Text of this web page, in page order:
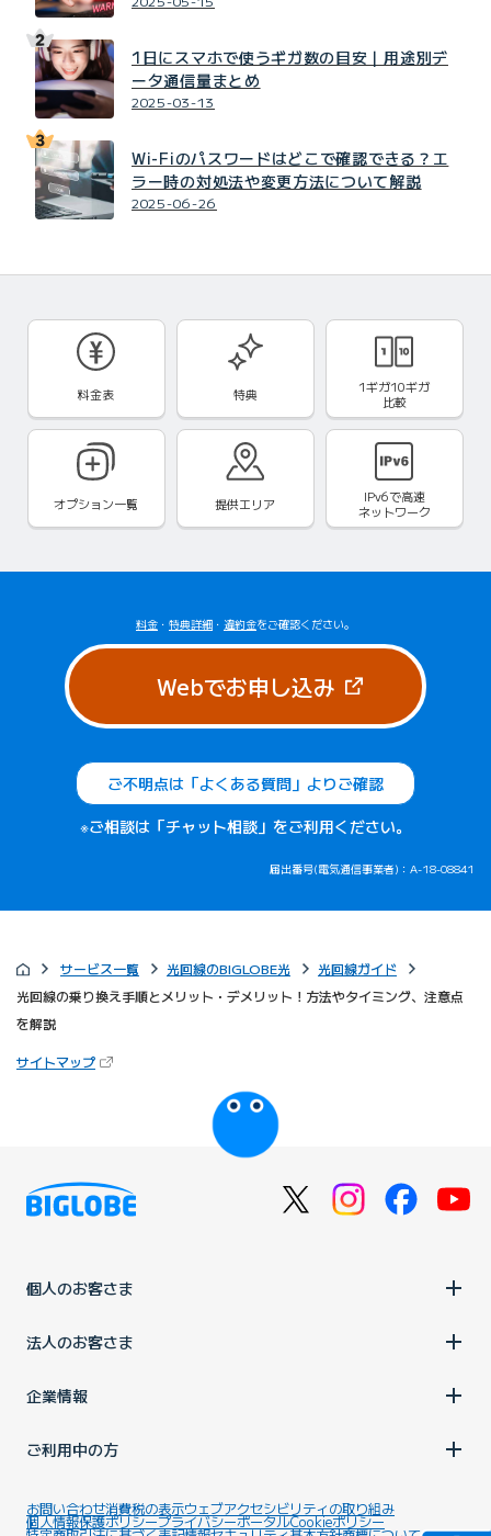
1日にスマホで使うギガ数の目安｜用途別デ
ータ通信量まとめ
2025-03-13
Wi-Fiのパスワードはどこで確認できる？エ
ラー時の対処法や変更方法について解説
2025-06-26
料金表 特典
1ギガ10ギガ
比較
オプション一覧 提供エリア IPv6で高速
ネットワーク
料金 ・ 特典詳細 ・ 違約金をご確認ください。
Webでお申し込み（新しいタブ
ご不明点は「よくある質問」よりご確認
※ご相談は「チャット相談」をご利用ください。
届出番号(電気通信事業者)：A-18-08841
サービス一覧 光回線のBIGLOBE光
光回線ガイド
光回線の乗り換え手順とメリット・デメリット！方法やタイミング、注意点
を解説
サイトマップ（新しいタブで開きます）
びっぷるのページ
個人のお客さま
法人のお客さま
企業情報
ご利用中の方
お問い合わせ消費税の表示ウェブアクセシビリティの取り組み
個人情報保護ポリシープライバシーポータルCookieポリシー